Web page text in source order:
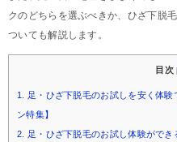
クのどちらを選ぶべきか、ひざ下脱
ついても解説します。
目次
1. 足・ひざ下脱毛のお試しを安く体
ン特集】
2. 足・ひざ下脱毛のお試し体験がで